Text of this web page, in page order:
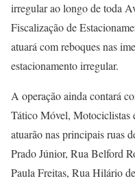
irregular ao longo de toda
Fiscalização de
atuará com reboques nas
estacionamento irregular.
A operação ainda contará
Tático Móvel, Motociclistas
atuarão nas principais ruas
Prado Júnior, Rua Belford
Paula Freitas, Rua Hilário